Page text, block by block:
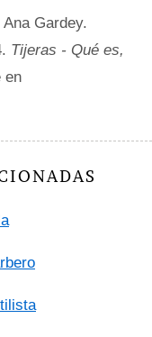
Ana Gardey.
Tijeras - Qué es,
en